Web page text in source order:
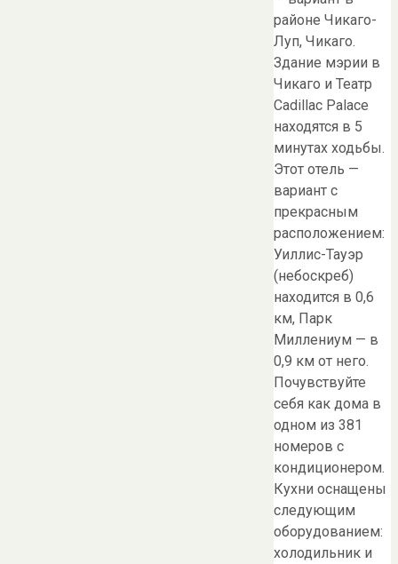
районе Чикаго-
Луп, Чикаго.
Здание мэрии в
Чикаго и Театр
Cadillac Palace
находятся в 5
минутах ходьбы.
Этот отель —
вариант с
прекрасным
расположением:
Уиллис-Тауэр
(небоскреб)
находится в 0,6
км, Парк
Миллениум — в
0,9 км от него.
Почувствуйте
себя как дома в
одном из 381
номеров с
кондиционером.
Кухни оснащены
следующим
оборудованием:
холодильник и